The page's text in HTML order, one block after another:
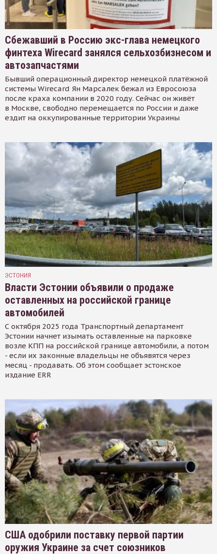
Сбежавший в Россию экс-глава немецкого
финтеха Wirecard занялся сельхозбизнесом и
автозапчастями
Бывший операционный директор немецкой платёжной
системы Wirecard Ян Марсалек бежал из Евросоюза
после краха компании в 2020 году. Сейчас он живёт
в Москве, свободно перемещается по России и даже
ездит на оккупированные территории Украины
ЭСТОНИЯ
Власти Эстонии объявили о продаже
оставленных на российской границе
автомобилей
С октября 2025 года Транспортный департамент
Эстонии начнет изымать оставленные на парковке
возле КПП на российской границе автомобили, а потом
- если их законные владельцы не объявятся через
месяц - продавать. Об этом сообщает эстонское
издание ERR
США одобрили поставку первой партии
оружия Украине за счет союзников